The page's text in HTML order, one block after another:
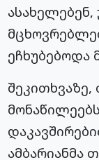
ეჩხუბებოდა
ამბარიანმა